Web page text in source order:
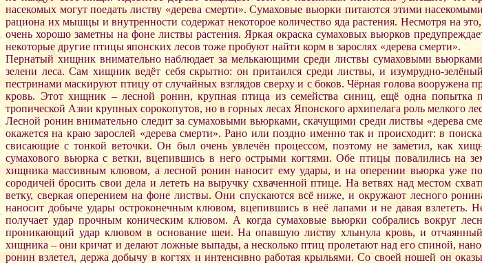
насекомых могут поедать листву «дерева смерти». Сумаховые вьюрки питаются этими
рациона их мышцы и внутренности содержат некоторое количество яда растения. Несмотря на
очень хорошо заметны на фоне листвы растения. Яркая окраска сумаховых вьюрков
некоторые другие птицы японских лесов тоже пробуют найти корм в зарослях «дерева смерти».
Пернатый хищник внимательно наблюдает за мелькающими среди листвы сумаховыми
зелени леса. Сам хищник ведёт себя скрытно: он притаился среди листвы, и изумрудно-
пестринами маскируют птицу от случайных взглядов сверху и с боков. Чёрная голова
кровь. Этот хищник – лесной ронин, крупная птица из семейства синиц, ещё одна попытка
тропической Азии крупных сорокопутов, но в горных лесах Японского архипелага роль мелкого
Лесной ронин внимательно следит за сумаховыми вьюрками, скачущими среди листвы «дерева
окажется на краю зарослей «дерева смерти». Рано или поздно именно так и происходит: в
свисающие с тонкой веточки. Он был очень увлечён процессом, поэтому не заметил, как
сумахового вьюрка с ветки, вцепившись в него острыми когтями. Обе птицы повалились на
хищника массивным клювом, а лесной ронин наносит ему удары, и на оперении вьюрка уже
сородичей бросить свои дела и лететь на выручку схваченной птице. На ветвях над местом
ветку, сверкая оперением на фоне листвы. Они спускаются всё ниже, и окружают лесного
наносит добыче удары остроконечным клювом, вцепившись в неё лапами и не давая взлететь.
получает удар прочным коническим клювом. А когда сумаховые вьюрки собрались вокруг
проникающий удар клювом в основание шеи. На опавшую листву хлынула кровь, и
хищника – они кричат и делают ложные выпады, а несколько птиц пролетают над его спиной,
ронин взлетел, держа добычу в когтях и интенсивно работая крыльями. Со своей ношей он